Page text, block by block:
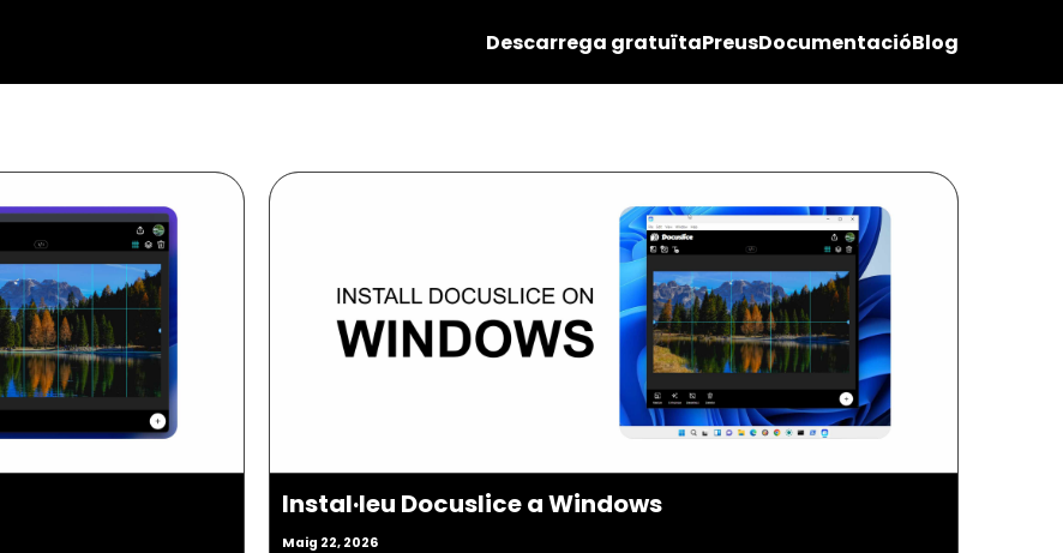
Descarrega gratuïtaPreusDocumentacióBlog
Instal·leu Docuslice a Windows
Maig 22, 2026